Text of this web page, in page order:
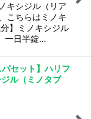
キシジル（リア
こちらはミノキ
】ミノキシジル
一日半錠…
セット】ハリフ
ル（ミノタブ